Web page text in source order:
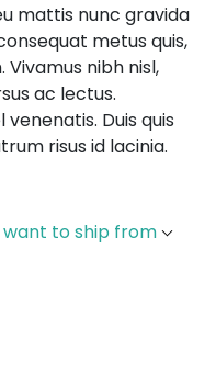
mattis nunc gravida
metus quis,
nibh nisl,
ac lectus.
Duis quis
risus id lacinia.
want to ship from